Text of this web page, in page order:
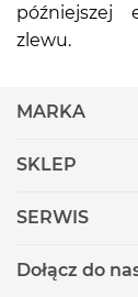
późniejszej
zlewu.
MARKA
SKLEP
SERWIS
Dołącz do